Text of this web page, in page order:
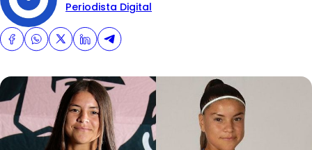
Periodista Digital